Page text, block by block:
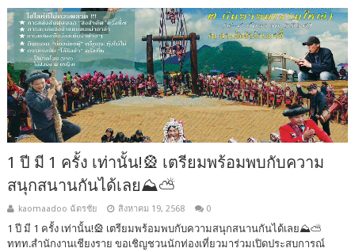
1 ปี มี 1 ครั้ง เท่านั้น!🎡 เตรียมพร้อมพบกับความ
สนุกสนานกันได้เลย⛰️⛅️
kaomaadoo ฉัตรชัย สิงหาคม 19, 2568 0
1 ปี มี 1 ครั้ง เท่านั้น!🎡 เตรียมพร้อมพบกับความสนุกสนานกันได้เลย⛰️⛅️
ททท.สำนักงานเชียงราย ขอเชิญชวนนักท่องเที่ยวมาร่วมเปิดประสบการณ์